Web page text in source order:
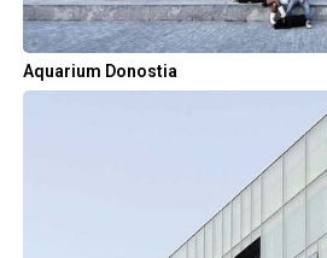
Aquarium Donostia